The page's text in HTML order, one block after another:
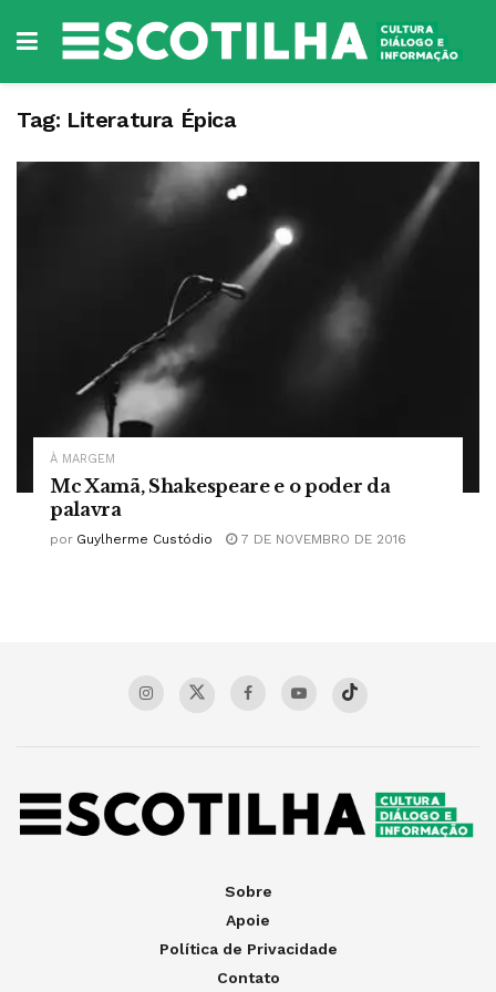
Tag: Literatura Épica
À MARGEM
Mc Xamã, Shakespeare e o poder da
palavra
por Guylherme Custódio 7 DE NOVEMBRO DE 2016
Sobre
Apoie
Política de Privacidade
Contato